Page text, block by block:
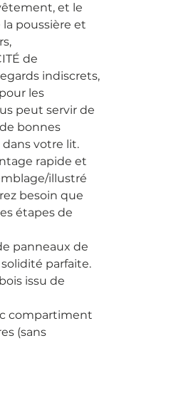
et le
poussière et
de
indiscrets,
les
peut servir de
bonnes
votre lit.
rapide et
illustré
besoin que
étapes de
panneaux de
parfaite.
issu de
compartiment
(sans